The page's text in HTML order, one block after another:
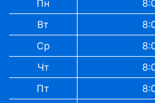
Пн
Вт
Ср
Чт
Пт